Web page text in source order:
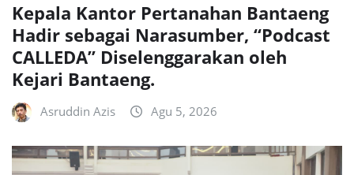
Kepala Kantor Pertanahan Bantaeng
Hadir sebagai Narasumber, “Podcast
CALLEDA” Diselenggarakan oleh
Kejari Bantaeng.
Asruddin Azis Agu 5, 2026